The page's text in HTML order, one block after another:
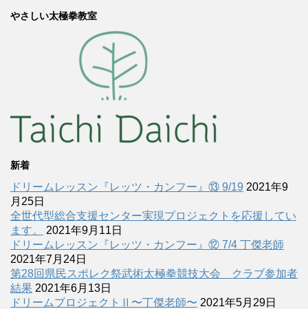
やさしい太極拳教室
新着
ドリームレッスン『レッツ・カンフー』⑬ 9/19 2021年9
月25日
全世代型総合支援センター実現プロジェクトを応援してい
ます。
2021年9月11日
ドリームレッスン『レッツ・カンフー』⑫ 7/4 丁傑老師
2021年7月24日
第28回県民スポレク祭武術太極拳競技大会 クラブ参加者
結果 2021年6月13日
ドリームプロジェクトⅡ〜丁傑老師〜 2021年5月29日